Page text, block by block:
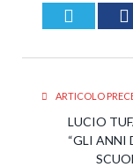
Twitter
ARTICOLO
LUCIO
“GLI ANNI